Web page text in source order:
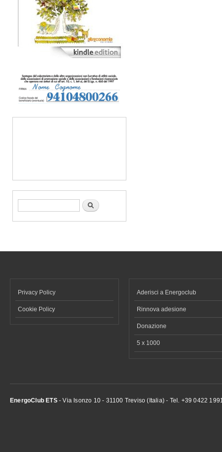
Form di ricerca Cerca
Privacy Policy
Cookie Policy
Aderisci a Energoclub
Rinnova adesione
Donazione
5 x 1000
EnergoClub ETS- Via Isonzo 10 - 31100 Treviso (Italia) - Tel. +39 0422